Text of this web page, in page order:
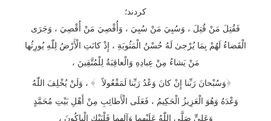
کردند؛
فَقُتِلَ مَنْ قُتِلَ ، وَسُبِيَ مَنْ سُبِيَ ، وَأُقْصِيَ مَنْ أُقْصِيَ ، وَجَرَى
الْقَضاءُ لَهُمْ بِمَا يُرْجىٰ لَهُ حُسْنُ الْمَثُوبَةِ ، إِذْ كانَتِ الْأَرْضُ لِلّٰهِ يُورِثُها
مَنْ يَشاءُ مِنْ عِبادِهِ وَالْعاقِبَةُ لِلْمُتَّقِينَ ،
﴿وَسُبْحانَ رَبِّنا إِنْ كانَ وَعْدُ رَبِّنا لَمَفْعُولاً ﴾ ، وَلَنْ يُخْلِفَ اللّٰهُ
وَعْدَهُ وَهُوَ الْعَزِيزُ الْحَكِيمُ ، فَعَلَى الْأَطائِبِ مِنْ أَهْلِ بَيْتِ مُحَمَّدٍ
وَعَلِيٍّ صَلَّى اللّٰهُ عَلَيْهِما وَآلِهِما فَلْيَبْكِ الْباكُونَ ،